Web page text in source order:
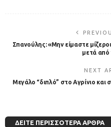
Σπανούλης: «Μην είμαστε
μετά από
NEXT
Μεγάλο “διπλό” στο Αγρίνιο και
ΔΕΊΤΕ ΠΕΡΙΣΣΌΤΕΡΑ ΆΡΘΡΑ